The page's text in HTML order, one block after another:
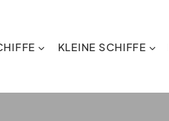
KLEINE SCHIFFE